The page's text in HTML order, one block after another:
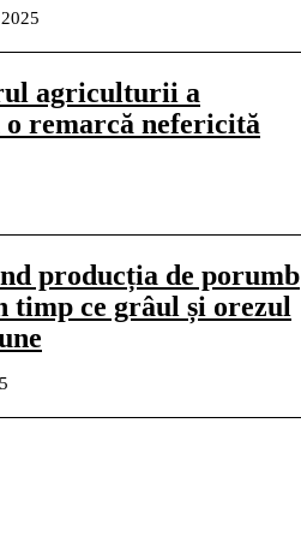
agriculturii a
o remarcă nefericită
producția de porumb
timp ce grâul și orezul